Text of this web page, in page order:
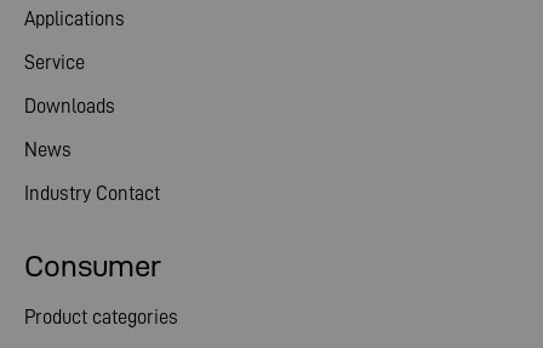
Consumer
Product categories
Applications
Service
Downloads
News
Industry Contact